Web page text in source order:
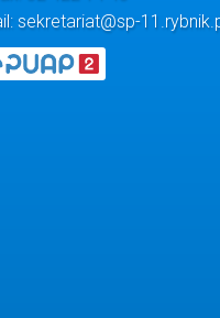
sekretariat@sp-